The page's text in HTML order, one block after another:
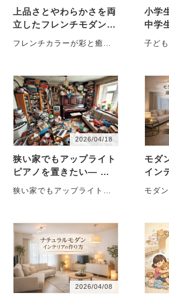
上品さとやわらかさを両
立したフレンチモダンの
リビング-渋谷区
フレンチカラーが彩と癒し
ング。「・・・
小学
中学
建築
家の
子ど
るの
2026/04/18
狭い家でもアップライト
ピアノを置きたい― 子
どもの習い事と暮らしを
両立させる配置の考え方
狭い家でもアップライトピ
る配置の・・・
モダ
イン
失敗
モダ
の方
2026/04/08